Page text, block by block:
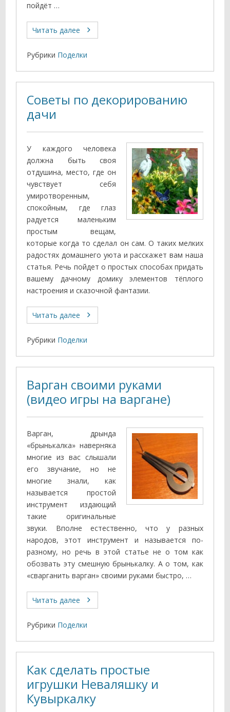
пойдёт …
Читать далее
Рубрики Поделки
Советы по декорированию
дачи
У каждого человека
должна быть своя
отдушина, место, где он
чувствует себя
умиротворенным,
спокойным, где глаз
радуется маленьким
простым вещам,
которые когда то сделал он сам. О таких мелких
радостях домашнего уюта и расскажет вам наша
статья. Речь пойдет о простых способах придать
вашему дачному домику элементов тёплого
настроения и сказочной фантазии.
Читать далее
Рубрики Поделки
Варган своими руками
(видео игры на варгане)
Варган, дрында
«брынькалка» наверняка
многие из вас слышали
его звучание, но не
многие знали, как
называется простой
инструмент издающий
такие оригинальные
звуки. Вполне естественно, что у разных
народов, этот инструмент и называется по-
разному, но речь в этой статье не о том как
обозвать эту смешную брынькалку. А о том, как
«сварганить варган» своими руками быстро, …
Читать далее
Рубрики Поделки
Как сделать простые
игрушки Неваляшку и
Кувыркалку